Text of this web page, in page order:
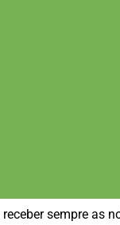
sempre as